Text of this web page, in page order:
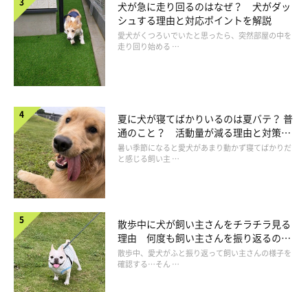
いぬのきもち投稿写真ギャラリー
獣医師：
「若く健康な犬の場合は、あまり変化を感じられないかもしれま
せんが、年を取っていたり、体調が悪いコだと……
犬が急に走り回るのはなぜ？ 犬がダッ
シュする理由と対応ポイントを解説
愛犬がくつろいでいたと思ったら、突然部屋の中を
走り回り始める …
夏に犬が寝てばかりいるのは夏バテ？ 普
通のこと？ 活動量が減る理由と対策と
は
暑い季節になると愛犬があまり動かず寝てばかりだ
と感じる飼い主 …
散歩中に犬が飼い主さんをチラチラ見る
理由 何度も飼い主さんを振り返るのは
なぜ？
散歩中、愛犬がふと振り返って飼い主さんの様子を
確認する…そん …